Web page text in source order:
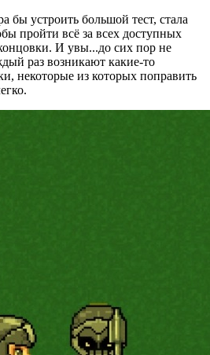
бы устроить большой тест, стала
пройти всё за всех доступных
И увы...до сих пор не
раз возникают какие-то
некоторые из которых поправить